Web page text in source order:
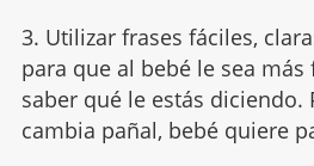
3. Utilizar frases fáciles,
para que al bebé le sea
saber qué le estás
cambia pañal, bebé quiere